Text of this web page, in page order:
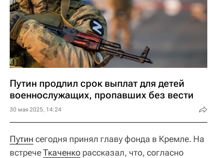
Путин продлил срок выплат для детей
военнослужащих, пропавших без вести
30 мая 2025, 14:24
Путин сегодня принял главу фонда в Кремле. На
встречеТкаченко рассказал, что, согласно